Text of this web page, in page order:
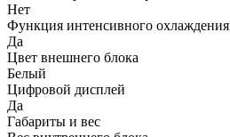
Нет
Функция интенсивного охлаждения
Да
Цвет внешнего блока
Белый
Цифровой дисплей
Да
Габариты и вес